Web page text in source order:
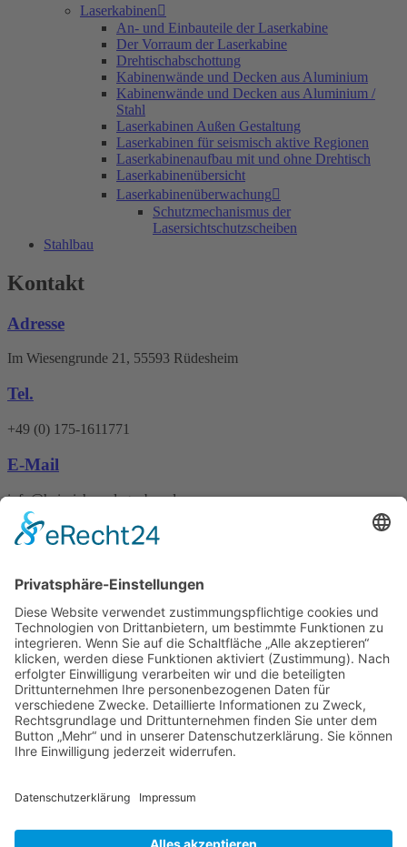
Laserkabinen
An- und Einbauteile der Laserkabine
Der Vorraum der Laserkabine
Drehtischabschottung
Kabinenwände und Decken aus Aluminium
Kabinenwände und Decken aus Aluminium /
Stahl
Laserkabinen Außen Gestaltung
Laserkabinen für seismisch aktive Regionen
Laserkabinenaufbau mit und ohne Drehtisch
Laserkabinenübersicht
Laserkabinenüberwachung
Schutzmechanismus der
Lasersichtschutzscheiben
Stahlbau
Kontakt
Adresse
Im Wiesengrunde 21, 55593 Rüdesheim
Tel.
+49 (0) 175-1611771
E-Mail
info@heinrichs-anlagenbau.de
Wir benötigen Ihre
Zustimmung, um den
Google Maps-Service zu
laden!
Wir verwenden einen Service eines
Drittanbieters, um Karteninhalte
einzubetten. Dieser Service kann
Daten zu Ihren Aktivitäten
sammeln. Bitte lesen Sie die Details
Nutzung des Service zu, um diese